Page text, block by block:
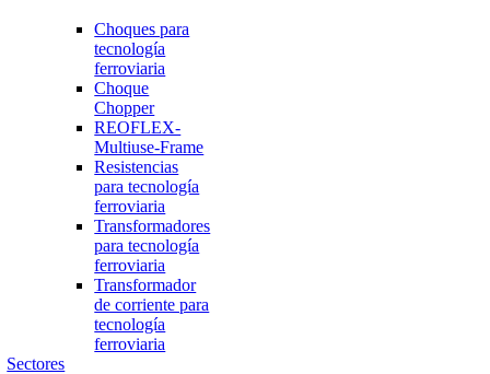
Choques para
tecnología
ferroviaria
Choque
Chopper
REOFLEX-
Multiuse-Frame
Resistencias
para tecnología
ferroviaria
Transformadores
para tecnología
ferroviaria
Transformador
de corriente para
tecnología
ferroviaria
Sectores